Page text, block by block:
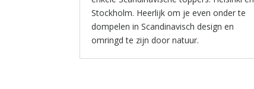
Stockholm. Heerlijk om je even onder te
dompelen in Scandinavisch design en
omringd te zijn door natuur.